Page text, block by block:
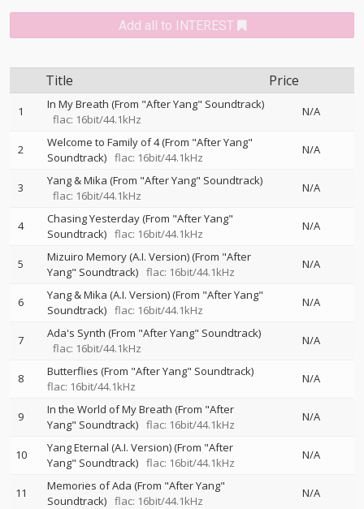
Add all to INTEREST
Title Price
1
In My Breath (From "After Yang" Soundtrack)
flac: 16bit/44.1kHz
N/A
2
Welcome to Family of 4 (From "After Yang"
Soundtrack) flac: 16bit/44.1kHz
N/A
3
Yang & Mika (From "After Yang" Soundtrack)
flac: 16bit/44.1kHz
N/A
4
Chasing Yesterday (From "After Yang"
Soundtrack) flac: 16bit/44.1kHz
N/A
5
Mizuiro Memory (A.I. Version) (From "After
Yang" Soundtrack) flac: 16bit/44.1kHz
N/A
6
Yang & Mika (A.I. Version) (From "After Yang"
Soundtrack) flac: 16bit/44.1kHz
N/A
7
Ada's Synth (From "After Yang" Soundtrack)
flac: 16bit/44.1kHz
N/A
8
Butterflies (From "After Yang" Soundtrack)
flac: 16bit/44.1kHz
N/A
9
In the World of My Breath (From "After
Yang" Soundtrack) flac: 16bit/44.1kHz
N/A
10
Yang Eternal (A.I. Version) (From "After
Yang" Soundtrack) flac: 16bit/44.1kHz
N/A
11
Memories of Ada (From "After Yang"
Soundtrack) flac: 16bit/44.1kHz
N/A